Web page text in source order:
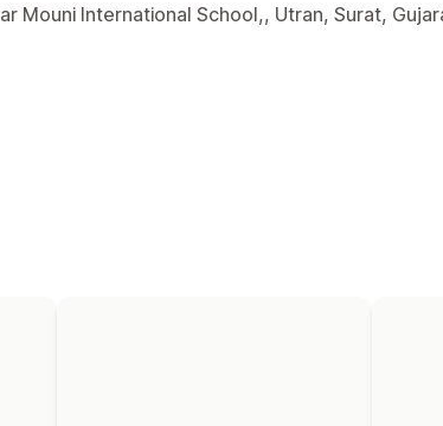
Mouni International School,, Utran, Surat,